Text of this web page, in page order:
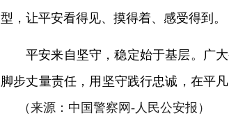
型，让平安看得见、摸得着、感受得到。
平安来自坚守，稳定始于基层。广
脚步丈量责任，用坚守践行忠诚，在平
（来源：中国警察网-人民公安报）